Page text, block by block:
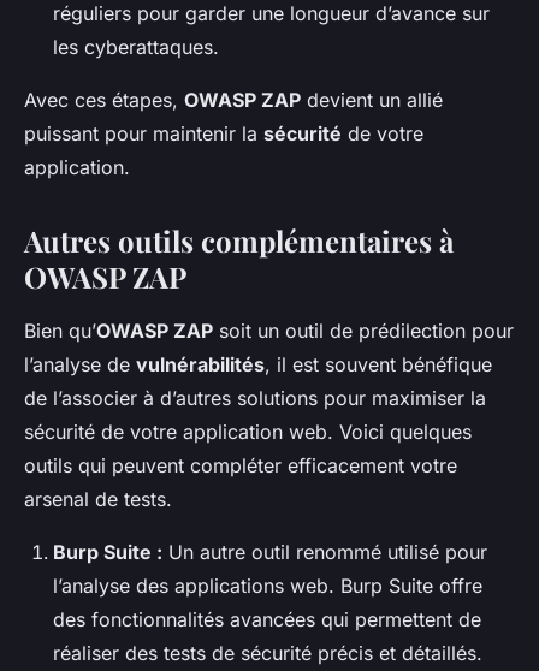
réguliers pour garder une longueur d’avance sur
les cyberattaques.
Avec ces étapes, OWASP ZAP devient un allié
puissant pour maintenir la sécurité de votre
application.
Autres outils complémentaires à
OWASP ZAP
Bien qu’OWASP ZAP soit un outil de prédilection pour
l’analyse de vulnérabilités, il est souvent bénéfique
de l’associer à d’autres solutions pour maximiser la
sécurité de votre application web. Voici quelques
outils qui peuvent compléter efficacement votre
arsenal de tests.
Burp Suite : Un autre outil renommé utilisé pour
l’analyse des applications web. Burp Suite offre
des fonctionnalités avancées qui permettent de
réaliser des tests de sécurité précis et détaillés.